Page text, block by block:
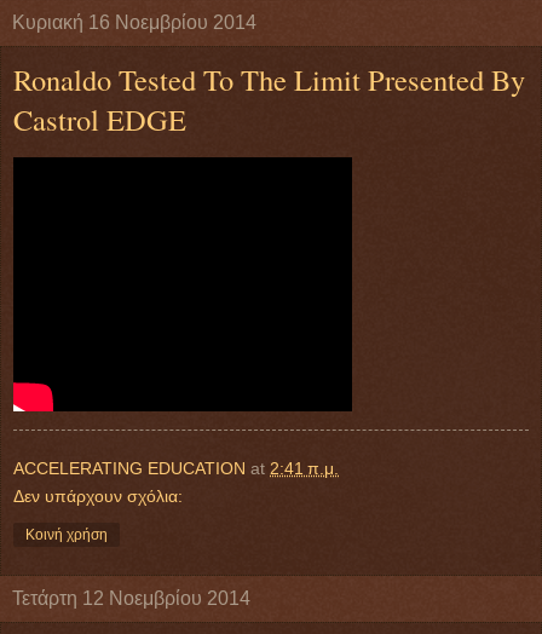
Κυριακή 16 Νοεμβρίου 2014
Ronaldo Tested To The Limit Presented By
Castrol EDGE
ACCELERATING EDUCATION at 2:41 π.μ.
Δεν υπάρχουν σχόλια:
Κοινή χρήση
Τετάρτη 12 Νοεμβρίου 2014